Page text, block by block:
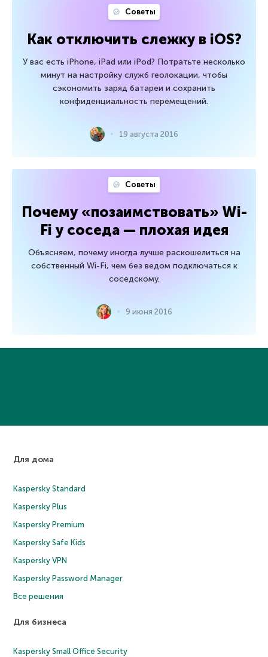
Советы
Как отключить слежку в iOS?
У вас есть iPhone, iPad или iPod? Потратьте несколько
минут на настройку служб геолокации, чтобы
сэкономить заряд батареи и сохранить
конфиденциальность перемещений.
19 августа 2016
Советы
Почему «позаимствовать» Wi-
Fi у соседа — плохая идея
Объясняем, почему иногда лучше раскошелиться на
собственный Wi-Fi, чем без ведом подключаться к
соседскому.
9 июня 2016
Для дома
Kaspersky Standard
Kaspersky Plus
Kaspersky Premium
Kaspersky Safe Kids
Kaspersky VPN
Kaspersky Password Manager
Все решения
Для бизнеса
Kaspersky Small Office Security